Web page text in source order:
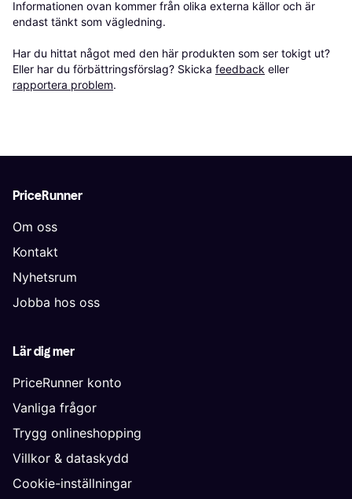
Informationen ovan kommer från olika externa källor och är
endast tänkt som vägledning.
Har du hittat något med den här produkten som ser tokigt ut?
Eller har du förbättringsförslag? Skicka feedback eller
rapportera problem.
PriceRunner
Om oss
Kontakt
Nyhetsrum
Jobba hos oss
Lär dig mer
PriceRunner konto
Vanliga frågor
Trygg onlineshopping
Villkor & dataskydd
Cookie-inställningar